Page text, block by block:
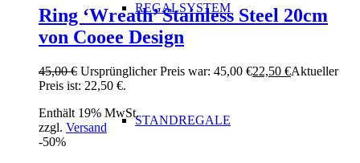
REGALSYSTEM
STANDREGALE
Ring ‘Wreath’ Stainless Steel 20cm
von Cooee Design
45,00€ Ursprünglicher Preis war: 45,00 €22,50 €Aktueller
Preis ist: 22,50 €.
Enthält 19% MwSt.
zzgl. Versand
-50%